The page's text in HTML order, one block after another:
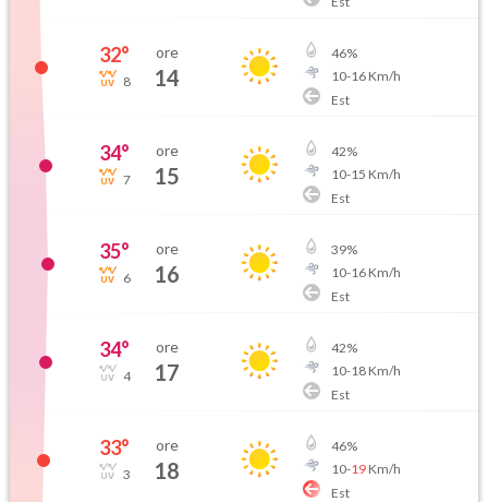
32°
8
ore
14
46%
10-16Km/h
Est
34°
7
ore
15
42%
10-15 Km/h
Est
35°
6
ore
16
39%
10-16Km/h
Est
34°
4
ore
17
42%
10-18Km/h
Est
33°
3
ore
18
46%
10-19Km/h
Est